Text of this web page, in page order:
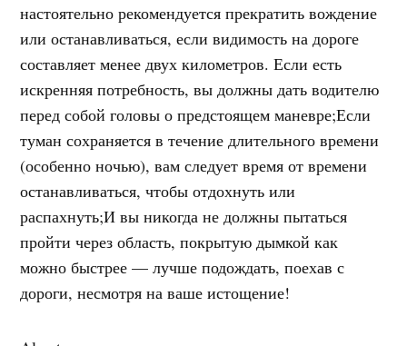
настоятельно рекомендуется прекратить вождение
или останавливаться, если видимость на дороге
составляет менее двух километров. Если есть
искренняя потребность, вы должны дать водителю
перед собой головы о предстоящем маневре;Если
туман сохраняется в течение длительного времени
(особенно ночью), вам следует время от времени
останавливаться, чтобы отдохнуть или
распахнуть;И вы никогда не должны пытаться
пройти через область, покрытую дымкой как
можно быстрее — лучше подождать, поехав с
дороги, несмотря на ваше истощение!